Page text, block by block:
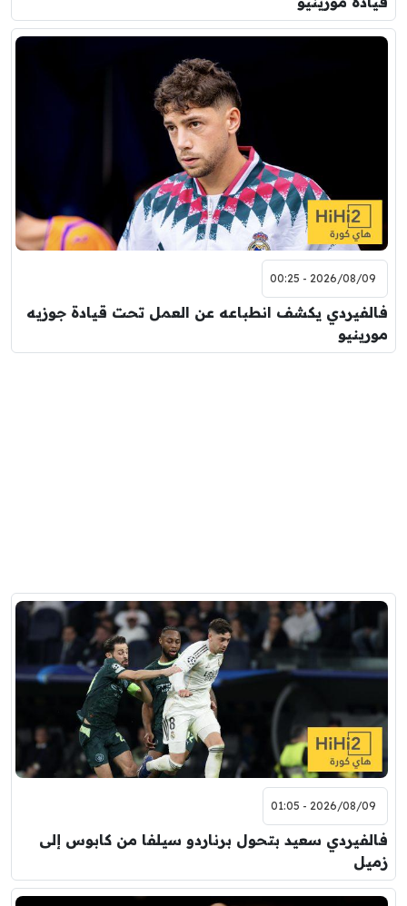
2026/08/09 - 00:25
فالفيردي يكشف انطباعه عن العمل تحت قيادة جوزيه
مورينيو
2026/08/09 - 01:05
فالفيردي سعيد بتحول برناردو سيلفا من كابوس إلى
زميل